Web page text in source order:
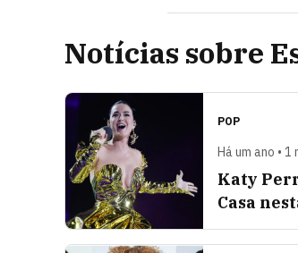
Notícias sobre
POP
Há um ano •
Katy
Casa